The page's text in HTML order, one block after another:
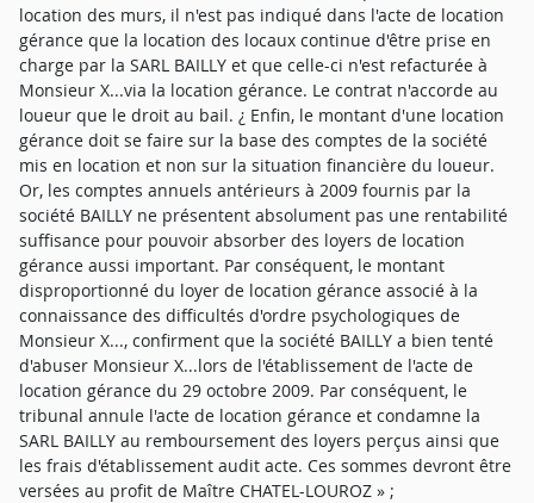
location des murs, il n'est pas indiqué dans l'acte de location
gérance que la location des locaux continue d'être prise en
charge par la SARL BAILLY et que celle-ci n'est refacturée à
Monsieur X...via la location gérance. Le contrat n'accorde au
loueur que le droit au bail. ¿ Enfin, le montant d'une location
gérance doit se faire sur la base des comptes de la société
mis en location et non sur la situation financière du loueur.
Or, les comptes annuels antérieurs à 2009 fournis par la
société BAILLY ne présentent absolument pas une rentabilité
suffisance pour pouvoir absorber des loyers de location
gérance aussi important. Par conséquent, le montant
disproportionné du loyer de location gérance associé à la
connaissance des difficultés d'ordre psychologiques de
Monsieur X..., confirment que la société BAILLY a bien tenté
d'abuser Monsieur X...lors de l'établissement de l'acte de
location gérance du 29 octobre 2009. Par conséquent, le
tribunal annule l'acte de location gérance et condamne la
SARL BAILLY au remboursement des loyers perçus ainsi que
les frais d'établissement audit acte. Ces sommes devront être
versées au profit de Maître CHATEL-LOUROZ » ;